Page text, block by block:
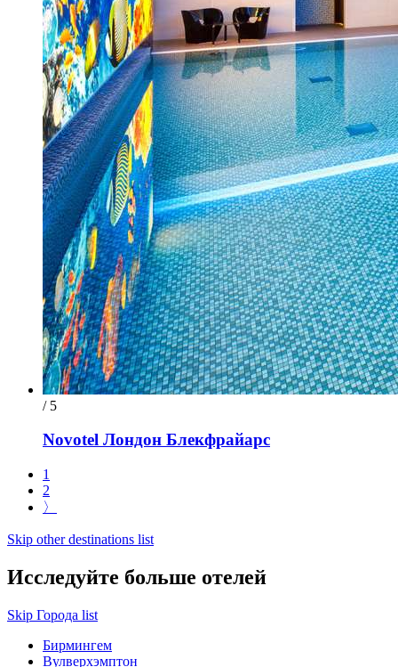
/ 5
Novotel Лондон Блекфрайарс
1
2
〉
Skip other destinations list
Исследуйте больше отелей
Skip Города list
Бирмингем
Вулверхэмптон